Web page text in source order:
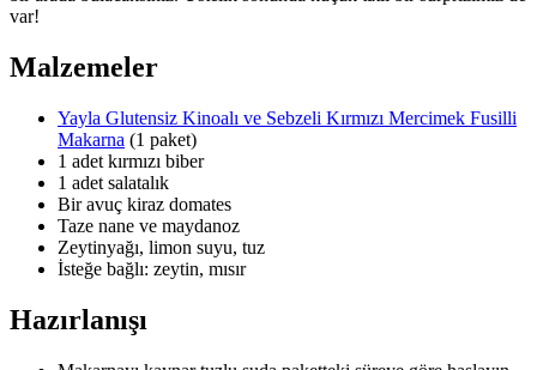
var!
Malzemeler
Yayla Glutensiz Kinoalı ve Sebzeli Kırmızı Mercimek Fusilli
Makarna (1 paket)
1 adet kırmızı biber
1 adet salatalık
Bir avuç kiraz domates
Taze nane ve maydanoz
Zeytinyağı, limon suyu, tuz
İsteğe bağlı: zeytin, mısır
Hazırlanışı